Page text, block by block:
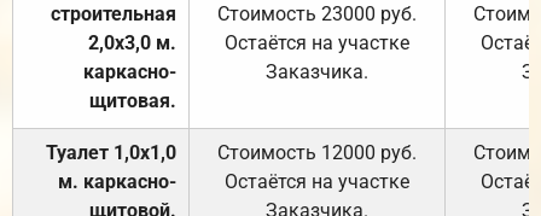
строительная
2,0х3,0 м.
каркасно-
щитовая.
Стоимость 23000 руб.
Остаётся на участке
Заказчика.
Туалет 1,0х1,0
м. каркасно-
щитовой.
Стоимость 12000 руб.
Остаётся на участке
Заказчика.